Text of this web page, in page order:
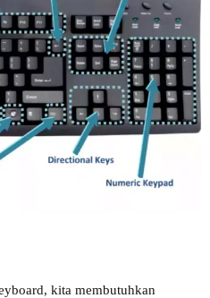
kita membutuhkan